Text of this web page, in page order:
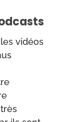
vidéos